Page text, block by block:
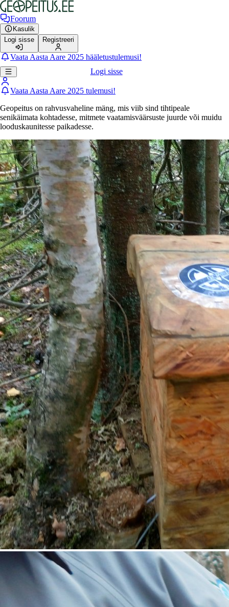
Foorum
Kasulik
Logi sisse
Registreeri
Vaata Aasta Aare 2025 hääletustulemusi!
Logi sisse
Vaata Aasta Aare 2025 tulemusi!
Geopeitus on rahvusvaheline mäng, mis viib sind tihtipeale
senikäimata kohtadesse, mitmete vaatamisväärsuste juurde või muidu
looduskaunitesse paikadesse.